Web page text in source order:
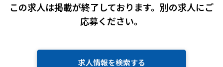
この求人は掲載が終了しております。 別の求人にご
応募ください。
求人情報を検索する
求人を紹介してもらう